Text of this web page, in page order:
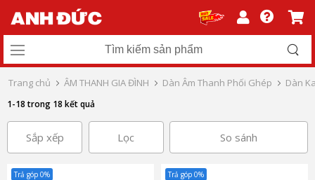
Trang chủ ÂM THANH GIA ĐÌNH Dàn Âm Thanh Phối Ghép Dàn
1-18 trong 18 kết quả
Sắp xếp Lọc So sánh
Trả góp 0% Trả góp 0%